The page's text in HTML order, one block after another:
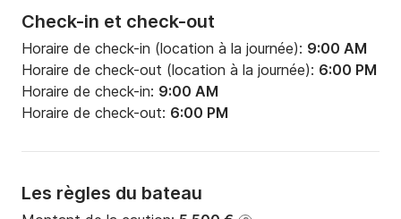
Check-in et check-out
Horaire de check-in (location à la journée): 9:00 AM
Horaire de check-out (location à la journée): 6:00 PM
Horaire de check-in: 9:00 AM
Horaire de check-out: 6:00 PM
Les règles du bateau